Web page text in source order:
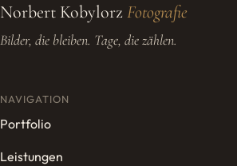
Norbert Kobylorz Fotografie
Bilder, die bleiben. Tage, die zählen.
NAVIGATION
Portfolio
Leistungen